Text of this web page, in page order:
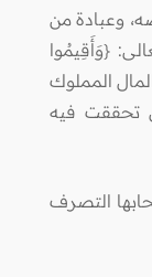
وعبادة من
{وَأَقِيمُوا
وتجب زكاة المال المملوك
تحققت فيه
التصرف